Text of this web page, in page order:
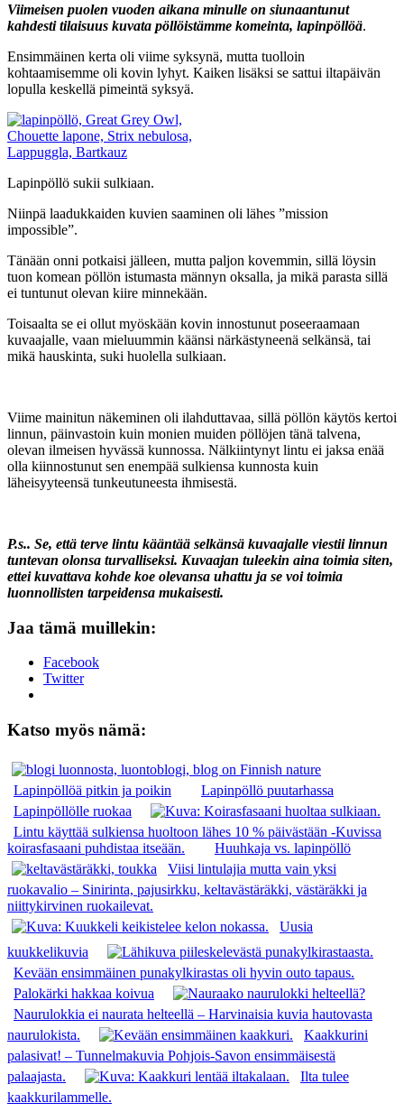
Viimeisen puolen vuoden aikana minulle on siunaantunut
kahdesti tilaisuus kuvata pöllöistämme komeinta, lapinpöllöä.
Ensimmäinen kerta oli viime syksynä, mutta tuolloin
kohtaamisemme oli kovin lyhyt. Kaiken lisäksi se sattui iltapäivän
lopulla keskellä pimeintä syksyä.
Lapinpöllö sukii sulkiaan.
Niinpä laadukkaiden kuvien saaminen oli lähes ”mission
impossible”.
Tänään onni potkaisi jälleen, mutta paljon kovemmin, sillä löysin
tuon komean pöllön istumasta männyn oksalla, ja mikä parasta sillä
ei tuntunut olevan kiire minnekään.
Toisaalta se ei ollut myöskään kovin innostunut poseeraamaan
kuvaajalle, vaan mieluummin käänsi närkästyneenä selkänsä, tai
mikä hauskinta, suki huolella sulkiaan.
Viime mainitun näkeminen oli ilahduttavaa, sillä pöllön käytös kertoi
linnun, päinvastoin kuin monien muiden pöllöjen tänä talvena,
olevan ilmeisen hyvässä kunnossa. Nälkiintynyt lintu ei jaksa enää
olla kiinnostunut sen enempää sulkiensa kunnosta kuin
läheisyyteensä tunkeutuneesta ihmisestä.
P.s.. Se, että terve lintu kääntää selkänsä kuvaajalle viestii linnun
tuntevan olonsa turvalliseksi. Kuvaajan tuleekin aina toimia siten,
ettei kuvattava kohde koe olevansa uhattu ja se voi toimia
luonnollisten tarpeidensa mukaisesti.
Jaa tämä muillekin:
Facebook
Twitter
Katso myös nämä:
Lapinpöllöä pitkin ja poikin
Lapinpöllö puutarhassa
Lapinpöllölle ruokaa
Lintu käyttää sulkiensa huoltoon lähes 10 % päivästään -Kuvissa
koirasfasaani puhdistaa itseään.
Huuhkaja vs. lapinpöllö
Viisi lintulajia mutta vain yksi
ruokavalio – Sinirinta, pajusirkku, keltavästäräkki, västäräkki ja
niittykirvinen ruokailevat.
Uusia
kuukkelikuvia
Kevään ensimmäinen punakylkirastas oli hyvin outo tapaus.
Palokärki hakkaa koivua
Naurulokkia ei naurata helteellä – Harvinaisia kuvia hautovasta
naurulokista.
Kaakkurini
palasivat! – Tunnelmakuvia Pohjois-Savon ensimmäisestä
palaajasta.
Ilta tulee
kaakkurilammelle.